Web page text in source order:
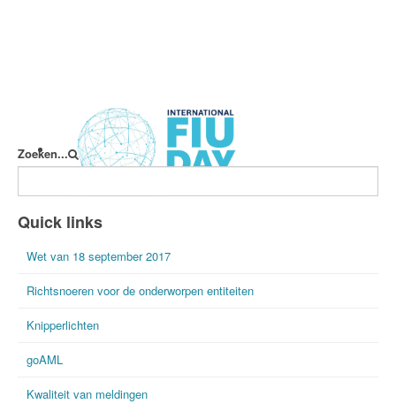
International FIU Day
Zoeken...
Quick links
Wet van 18 september 2017
Richtsnoeren voor de onderworpen entiteiten
Knipperlichten
goAML
Kwaliteit van meldingen